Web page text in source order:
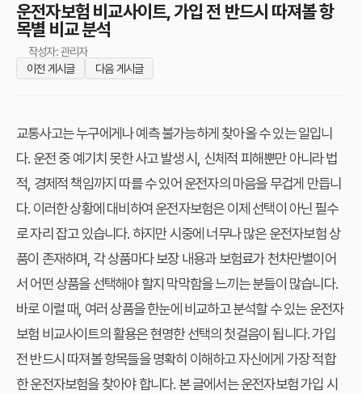
운전자보험 비교사이트, 가입 전 반드시 따져볼 항
목별 비교 분석
작성자: 관리자
이전 게시글
다음 게시글
교통사고는 누구에게나 예측 불가능하게 찾아올 수 있는 일입니
다. 운전 중 예기치 못한 사고 발생 시, 신체적 피해뿐만 아니라 법
적, 경제적 책임까지 따를 수 있어 운전자의 마음을 무겁게 만듭니
다. 이러한 상황에 대비하여 운전자보험은 이제 선택이 아닌 필수
로 자리 잡고 있습니다. 하지만 시중에 너무나 많은 운전자보험 상
품이 존재하며, 각 상품마다 보장 내용과 보험료가 천차만별이어
서 어떤 상품을 선택해야 할지 막막함을 느끼는 분들이 많습니다.
바로 이럴 때, 여러 상품을 한눈에 비교하고 분석할 수 있는 운전자
보험 비교사이트의 활용은 현명한 선택의 첫걸음이 됩니다. 가입
전 반드시 따져볼 항목들을 명확히 이해하고 자신에게 가장 적합
한 운전자보험을 찾아야 합니다. 본 글에서는 운전자보험 가입 시